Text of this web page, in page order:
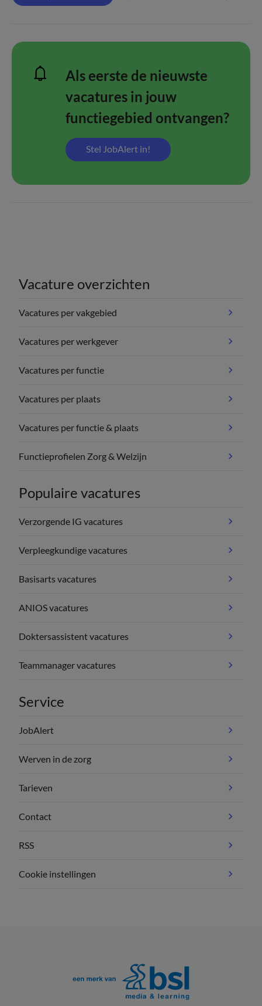
Als eerste de nieuwste
vacatures in jouw
functiegebied ontvangen?
Stel JobAlert in!
Vacature overzichten
Vacatures per vakgebied
Vacatures per werkgever
Vacatures per functie
Vacatures per plaats
Vacatures per functie & plaats
Functieprofielen Zorg & Welzijn
Populaire vacatures
Verzorgende IG vacatures
Verpleegkundige vacatures
Basisarts vacatures
ANIOS vacatures
Doktersassistent vacatures
Teammanager vacatures
Service
JobAlert
Werven in de zorg
Tarieven
Contact
RSS
Cookie instellingen